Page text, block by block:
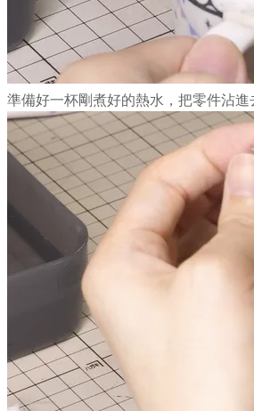
準備好一杯剛煮好的熱水，把零件沾